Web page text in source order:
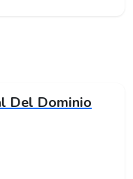
Del Dominio